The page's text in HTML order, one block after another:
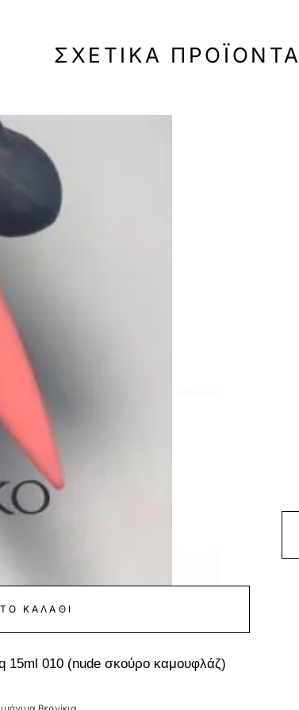
ΣΧΕΤΙΚΆ ΠΡΟΪΌΝΤΑ
ΚΑΛΆΘΙ
15ml 010 (nude σκούρο καμουφλάζ)